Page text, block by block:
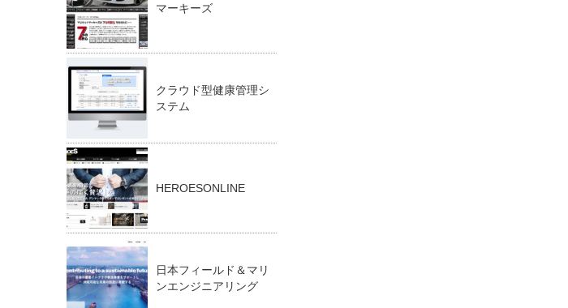
マーキーズ
クラウド型健康管理シ
ステム
HEROESONLINE
日本フィールド＆マリ
ンエンジニアリング